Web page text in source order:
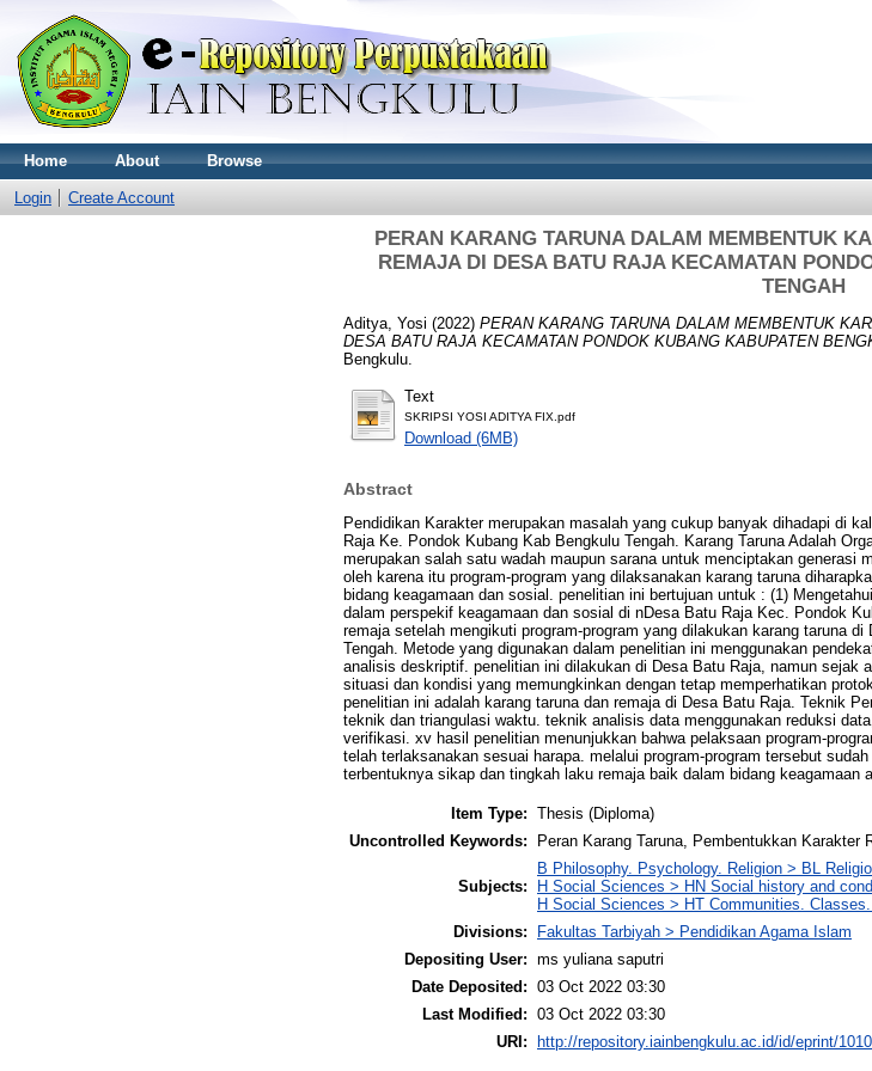
Home About Browse
Login Create Account
PERAN KARANG TARUNA DALAM MEMBENTUK
REMAJA DI DESA BATU RAJA KECAMATAN
TENGAH
Aditya, Yosi (2022) PERAN KARANG TARUNA DALAM MEMBENTUK
DESA BATU RAJA KECAMATAN PONDOK KUBANG KABUPATEN
Bengkulu.
Text
SKRIPSI YOSI ADITYA FIX.pdf
Download (6MB)
Abstract
Pendidikan Karakter merupakan masalah yang cukup banyak dihadapi di
Raja Ke. Pondok Kubang Kab Bengkulu Tengah. Karang Taruna Adalah
merupakan salah satu wadah maupun sarana untuk menciptakan generasi
oleh karena itu program-program yang dilaksanakan karang taruna
bidang keagamaan dan sosial. penelitian ini bertujuan untuk : (1)
dalam perspekif keagamaan dan sosial di nDesa Batu Raja Kec. Pondok
remaja setelah mengikuti program-program yang dilakukan karang taruna
Tengah. Metode yang digunakan dalam penelitian ini menggunakan
analisis deskriptif. penelitian ini dilakukan di Desa Batu Raja, namun sejak
situasi dan kondisi yang memungkinkan dengan tetap memperhatikan
penelitian ini adalah karang taruna dan remaja di Desa Batu Raja. Teknik
teknik dan triangulasi waktu. teknik analisis data menggunakan reduksi
verifikasi. xv hasil penelitian menunjukkan bahwa pelaksaan program-
telah terlaksanakan sesuai harapa. melalui program-program tersebut
terbentuknya sikap dan tingkah laku remaja baik dalam bidang keagamaan
Item Type: Thesis (Diploma)
Uncontrolled Keywords:
Peran Karang Taruna, Pembentukkan Karakter
Subjects:
B Philosophy. Psychology. Religion > BL
H Social Sciences > HN Social history and
H Social Sciences > HT Communities.
Divisions:
Fakultas Tarbiyah > Pendidikan Agama Islam
Depositing User: ms yuliana saputri
Date Deposited: 03 Oct 2022 03:30
Last Modified: 03 Oct 2022 03:30
URI:
http://repository.iainbengkulu.ac.id/id/eprint/